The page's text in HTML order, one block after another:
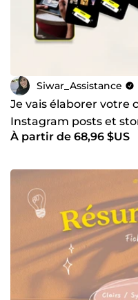
Siwar_Assistance
Je vais élaborer votre
Instagram posts et
À partir de 68,96 $US